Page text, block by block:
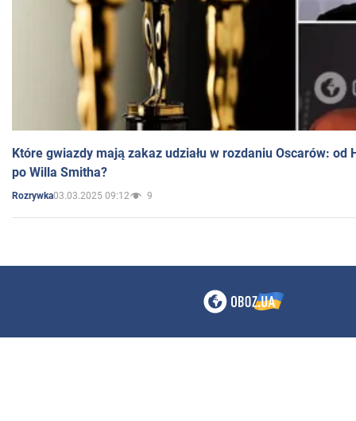
Które gwiazdy mają zakaz udziału w rozdaniu Oscarów: od
po Willa Smitha?
Rozrywka03.03.2025 09:12 9